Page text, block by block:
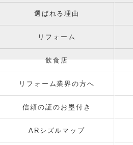
選ばれる理由
リフォーム
飲食店
リフォーム業界の方へ
信頼の証のお墨付き
ARシズルマップ